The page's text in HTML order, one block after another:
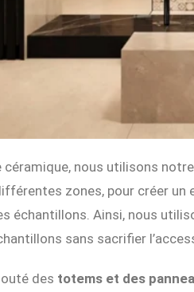
céramique, nous utilisons
zones, pour créer
échantillons. Ainsi, nous
sans sacrifier
des totems et des